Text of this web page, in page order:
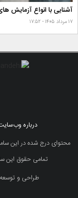
آشنایی با انواع آزمایش
۱۷ مرداد ۱۴۰۵ - ۱۷:۵۲
درباره
محتوای درج شده در این
تمامی حقوق این
طراحی و